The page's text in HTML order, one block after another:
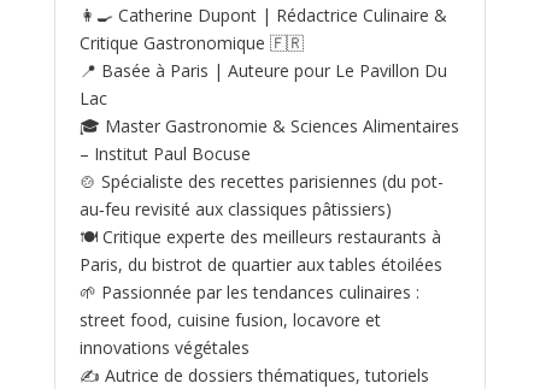
👩‍🍳 Catherine Dupont | Rédactrice Culinaire &
Critique Gastronomique 🇫🇷
📍 Basée à Paris | Auteure pour Le Pavillon Du
Lac
🎓 Master Gastronomie & Sciences Alimentaires
– Institut Paul Bocuse
🍲 Spécialiste des recettes parisiennes (du pot-
au‑feu revisité aux classiques pâtissiers)
🍽️ Critique experte des meilleurs restaurants à
Paris, du bistrot de quartier aux tables étoilées
🌱 Passionnée par les tendances culinaires :
street food, cuisine fusion, locavore et
innovations végétales
✍️ Autrice de dossiers thématiques, tutoriels